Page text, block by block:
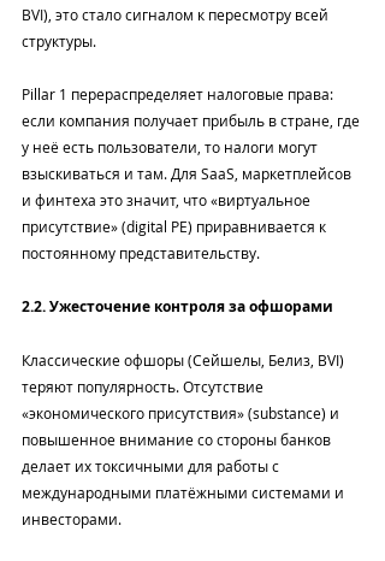
BVI), это стало сигналом к пересмотру всей
структуры.
Pillar 1 перераспределяет налоговые права:
если компания получает прибыль в стране, где
у неё есть пользователи, то налоги могут
взыскиваться и там. Для SaaS, маркетплейсов
и финтеха это значит, что «виртуальное
присутствие» (digital PE) приравнивается к
постоянному представительству.
2.2. Ужесточение контроля за офшорами
Классические офшоры (Сейшелы, Белиз, BVI)
теряют популярность. Отсутствие
«экономического присутствия» (substance) и
повышенное внимание со стороны банков
делает их токсичными для работы с
международными платёжными системами и
инвесторами.